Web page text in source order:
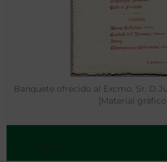
Banquete ofrecido al Excmo. Sr.
[Material